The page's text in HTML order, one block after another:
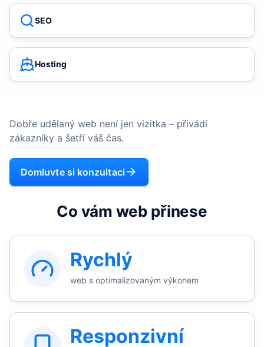
SEO
Hosting
Dobře udělaný web není jen vizitka – přivádí
zákazníky a šetří váš čas.
Domluvte si konzultaci
Co vám web přinese
Rychlý
web s optimalizovaným výkonem
Responzivní